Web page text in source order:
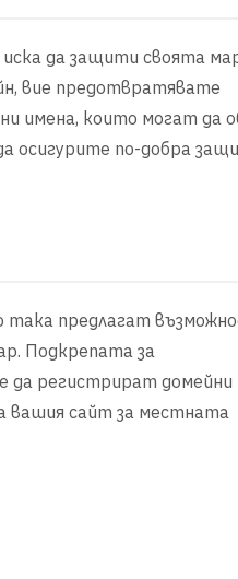
да защити своята
вие предотвратявате
имена, които могат да
осигурите по-добра
така предлагат
Подкрепата за
да регистрират домейни
вашия сайт за местната